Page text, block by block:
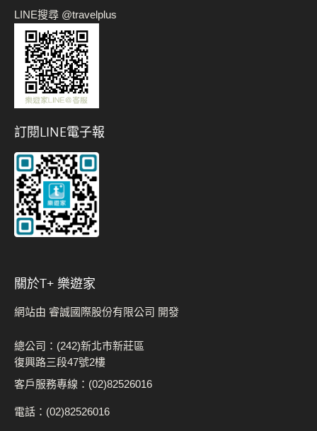
LINE搜尋 @travelplus
訂閱LINE電子報
關於t+ 樂遊家
網站由 睿誠國際股份有限公司 開發
總公司：(242)新北市新莊區
復興路三段47號2樓
客戶服務專線：(02)82526016
電話：(02)82526016